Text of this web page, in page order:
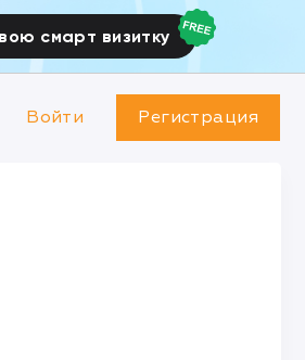
смарт визитку
Войти Регистрация